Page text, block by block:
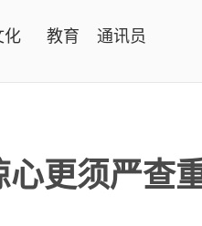
化 教育 通讯员
心更须严查